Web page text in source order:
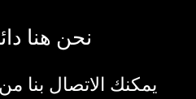
نحن هنا
يمكنك الاتصال بنا